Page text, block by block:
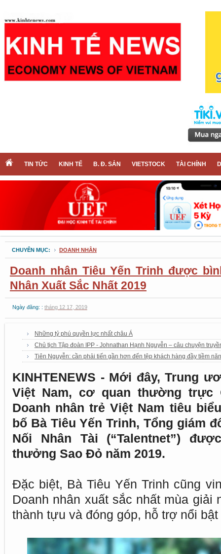
TIN TỨC KINH TẾ B. Đ. SẢN VIETSTOCK TÀI CHÍNH
CHUYÊN MỤC: DOANH NHÂN
Doanh nhân Tiêu Yến Trinh được
Nhân Xuất Sắc Nhất 2019
Ngày đăng: : tháng 12 17, 2019
Những tỷ phú quyền lực nhất châu Á
Chủ tịch Tập đoàn IPP - Johnathan Hạnh Nguyễn – câu chuyện
Tiên Nguyễn: cần phải tiến gần hơn đến tệp khách hàng đầy tiềm
KINHTENEWS - Mới đây, Trung
Việt Nam, cơ quan thường
Doanh nhân trẻ Việt Nam tiêu
bố Bà Tiêu Yến Trinh, Tổng giám
Nối Nhân Tài (“Talentnet”)
thưởng Sao Đỏ năm 2019.
Đặc biệt, Bà Tiêu Yến Trinh cũng
Doanh nhân xuất sắc nhất mùa giải
thành tựu và đóng góp, hỗ trợ nổi